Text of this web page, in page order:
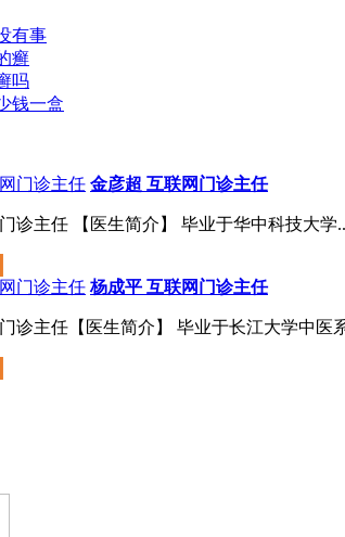
有事
癣
吗
钱一盒
金彦超 互联网门诊主任
诊主任 【医生简介】 毕业于华中科技大学
杨成平 互联网门诊主任
诊主任【医生简介】 毕业于长江大学中医